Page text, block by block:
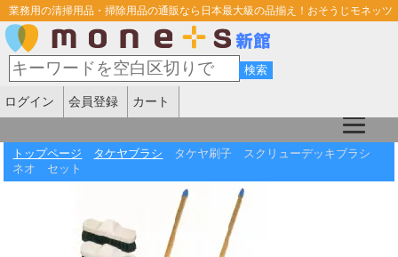
業務用の清掃用品・掃除用品の通販なら日本最大級の品揃え！おそうじモネッツ
ログイン 会員登録 カート
トップページ タケヤブラシ
タケヤ刷子 スクリューデッキブラシ
ネオ セット